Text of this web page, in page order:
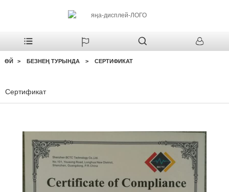
ӨЙ БЕЗНЕҢ ТУРЫНДА СЕРТИФИКАТ
Сертификат